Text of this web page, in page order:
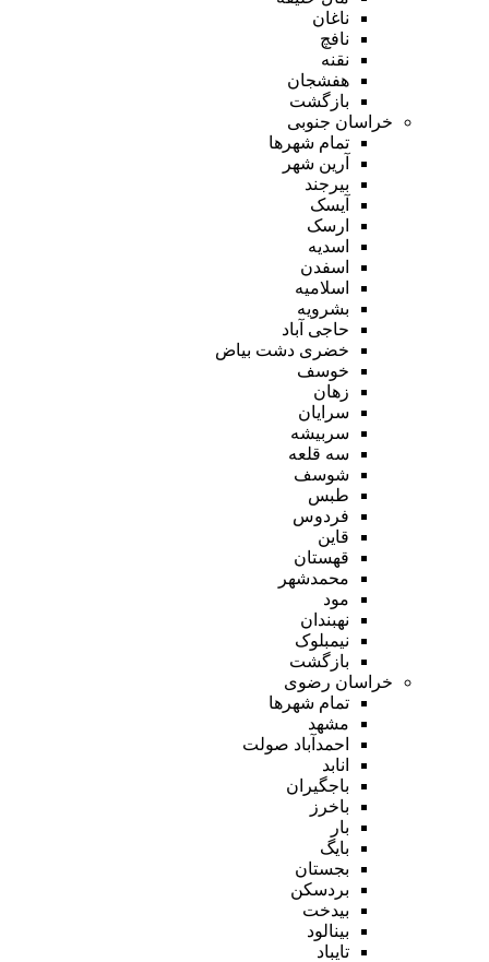
ناغان
نافچ
نقنه
هفشجان
بازگشت
خراسان جنوبی
تمام شهر‌ها
آرین شهر
بیرجند
آیسک
ارسک
اسدیه
اسفدن
اسلامیه
بشرویه
حاجی آباد
خضری دشت بیاض
خوسف
زهان
سرایان
سربیشه
سه قلعه
شوسف
طبس
فردوس
قاین
قهستان
محمدشهر
مود
نهبندان
نیمبلوک
بازگشت
خراسان رضوی
تمام شهر‌ها
مشهد
احمدآباد صولت
انابد
باجگیران
باخرز
بار
بایگ
بجستان
بردسکن
بیدخت
بینالود
تایباد